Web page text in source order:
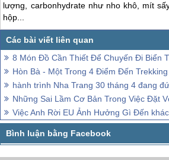
lượng, carbonhydrate như nho khô, mít
hộp...
8 Món Đồ Cần Thiết Để Chuyến Đi Biển Tuyệt
Hòn Bà - Một Trong 4 Điểm Đến Trekking Đẹp
hành trình Nha Trang 30 tháng 4 đang đứng trước
Những Sai Lầm Cơ Bản Trong Việc Đặt Vé
Việc Anh Rời EU Ảnh Hưởng Gì Đến